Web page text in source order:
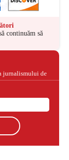
continuăm să
jurnalismului de